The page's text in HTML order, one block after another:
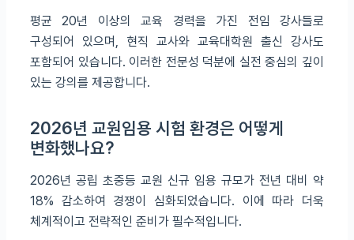
평균 20년 이상의 교육 경력을 가진 전임 강사들로
구성되어 있으며, 현직 교사와 교육대학원 출신 강사도
포함되어 있습니다. 이러한 전문성 덕분에 실전 중심의 깊이
있는 강의를 제공합니다.
2026년 교원임용 시험 환경은 어떻게
변화했나요?
2026년 공립 초중등 교원 신규 임용 규모가 전년 대비 약
18% 감소하여 경쟁이 심화되었습니다. 이에 따라 더욱
체계적이고 전략적인 준비가 필수적입니다.